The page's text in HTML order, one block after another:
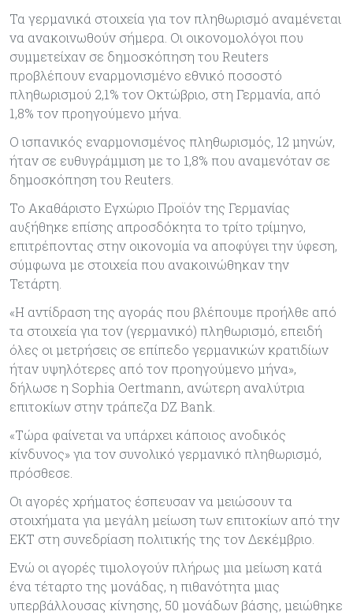
Τα γερμανικά στοιχεία για τον πληθωρισμό αναμένεται
να ανακοινωθούν σήμερα. Οι οικονομολόγοι που
συμμετείχαν σε δημοσκόπηση του Reuters
προβλέπουν εναρμονισμένο εθνικό ποσοστό
πληθωρισμού 2,1% τον Οκτώβριο, στη Γερμανία, από
1,8% τον προηγούμενο μήνα.
Ο ισπανικός εναρμονισμένος πληθωρισμός, 12 μηνών,
ήταν σε ευθυγράμμιση με το 1,8% που αναμενόταν σε
δημοσκόπηση του Reuters.
Το Ακαθάριστο Εγχώριο Προϊόν της Γερμανίας
αυξήθηκε επίσης απροσδόκητα το τρίτο τρίμηνο,
επιτρέποντας στην οικονομία να αποφύγει την ύφεση,
σύμφωνα με στοιχεία που ανακοινώθηκαν την
Τετάρτη.
«Η αντίδραση της αγοράς που βλέπουμε προήλθε από
τα στοιχεία για τον (γερμανικό) πληθωρισμό, επειδή
όλες οι μετρήσεις σε επίπεδο γερμανικών κρατιδίων
ήταν υψηλότερες από τον προηγούμενο μήνα»,
δήλωσε η Sophia Oertmann, ανώτερη αναλύτρια
επιτοκίων στην τράπεζα DZ Bank.
«Τώρα φαίνεται να υπάρχει κάποιος ανοδικός
κίνδυνος» για τον συνολικό γερμανικό πληθωρισμό,
πρόσθεσε.
Οι αγορές χρήματος έσπευσαν να μειώσουν τα
στοιχήματα για μεγάλη μείωση των επιτοκίων από την
ΕΚΤ στη συνεδρίαση πολιτικής της τον Δεκέμβριο.
Ενώ οι αγορές τιμολογούν πλήρως μια μείωση κατά
ένα τέταρτο της μονάδας, η πιθανότητα μιας
υπερβάλλουσας κίνησης, 50 μονάδων βάσης, μειώθηκε